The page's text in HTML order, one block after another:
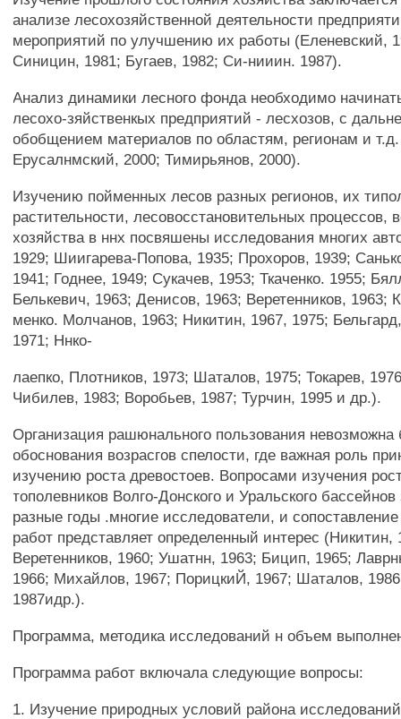
анализе лесохозяйственной деятельности
мероприятий по улучшению их работы (Еленевский,
Синицин, 1981; Бугаев, 1982; Си-нииин. 1987).
Анализ динамики лесного фонда необходимо
лесохо-зяйственкых предприятий - лесхозов, с
обобщением материалов по областям, регионам и
Ерусалнмский, 2000; Тимирьянов, 2000).
Изучению пойменных лесов разных регионов, их
растительности, лесовосстановительных процессов,
хозяйства в ннх посвяшены исследования многих
1929; Шиигарева-Попова, 1935; Прохоров, 1939;
1941; Годнее, 1949; Сукачев, 1953; Ткаченко. 1955;
Белькевич, 1963; Денисов, 1963; Веретенников, 1963;
менко. Молчанов, 1963; Никитин, 1967, 1975;
1971; Ннко-
лаепко, Плотников, 1973; Шаталов, 1975; Токарев,
Чибилев, 1983; Воробьев, 1987; Турчин, 1995 и др.).
Организация рашюнального пользования невозможна
обоснования возрасгов спелости, где важная роль
изучению роста древостоев. Вопросами изучения
тополевников Волго-Донского и Уральского
разные годы .многие исследователи, и
работ представляет определенный интерес (Никитин,
Веретенников, 1960; Ушатнн, 1963; Бицип, 1965;
1966; Михайлов, 1967; ПорицкиЙ, 1967; Шаталов,
1987идр.).
Программа, методика исследований н объем
Программа работ включала следующие вопросы:
1. Изучение природных условий района